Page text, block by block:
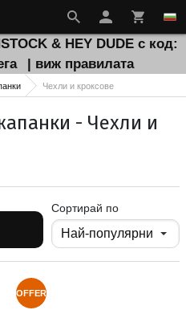
& HEY DUDE с код:
| виж правилата
Чехли и кроксове
- Чехли и
Сортирай по
OFFER